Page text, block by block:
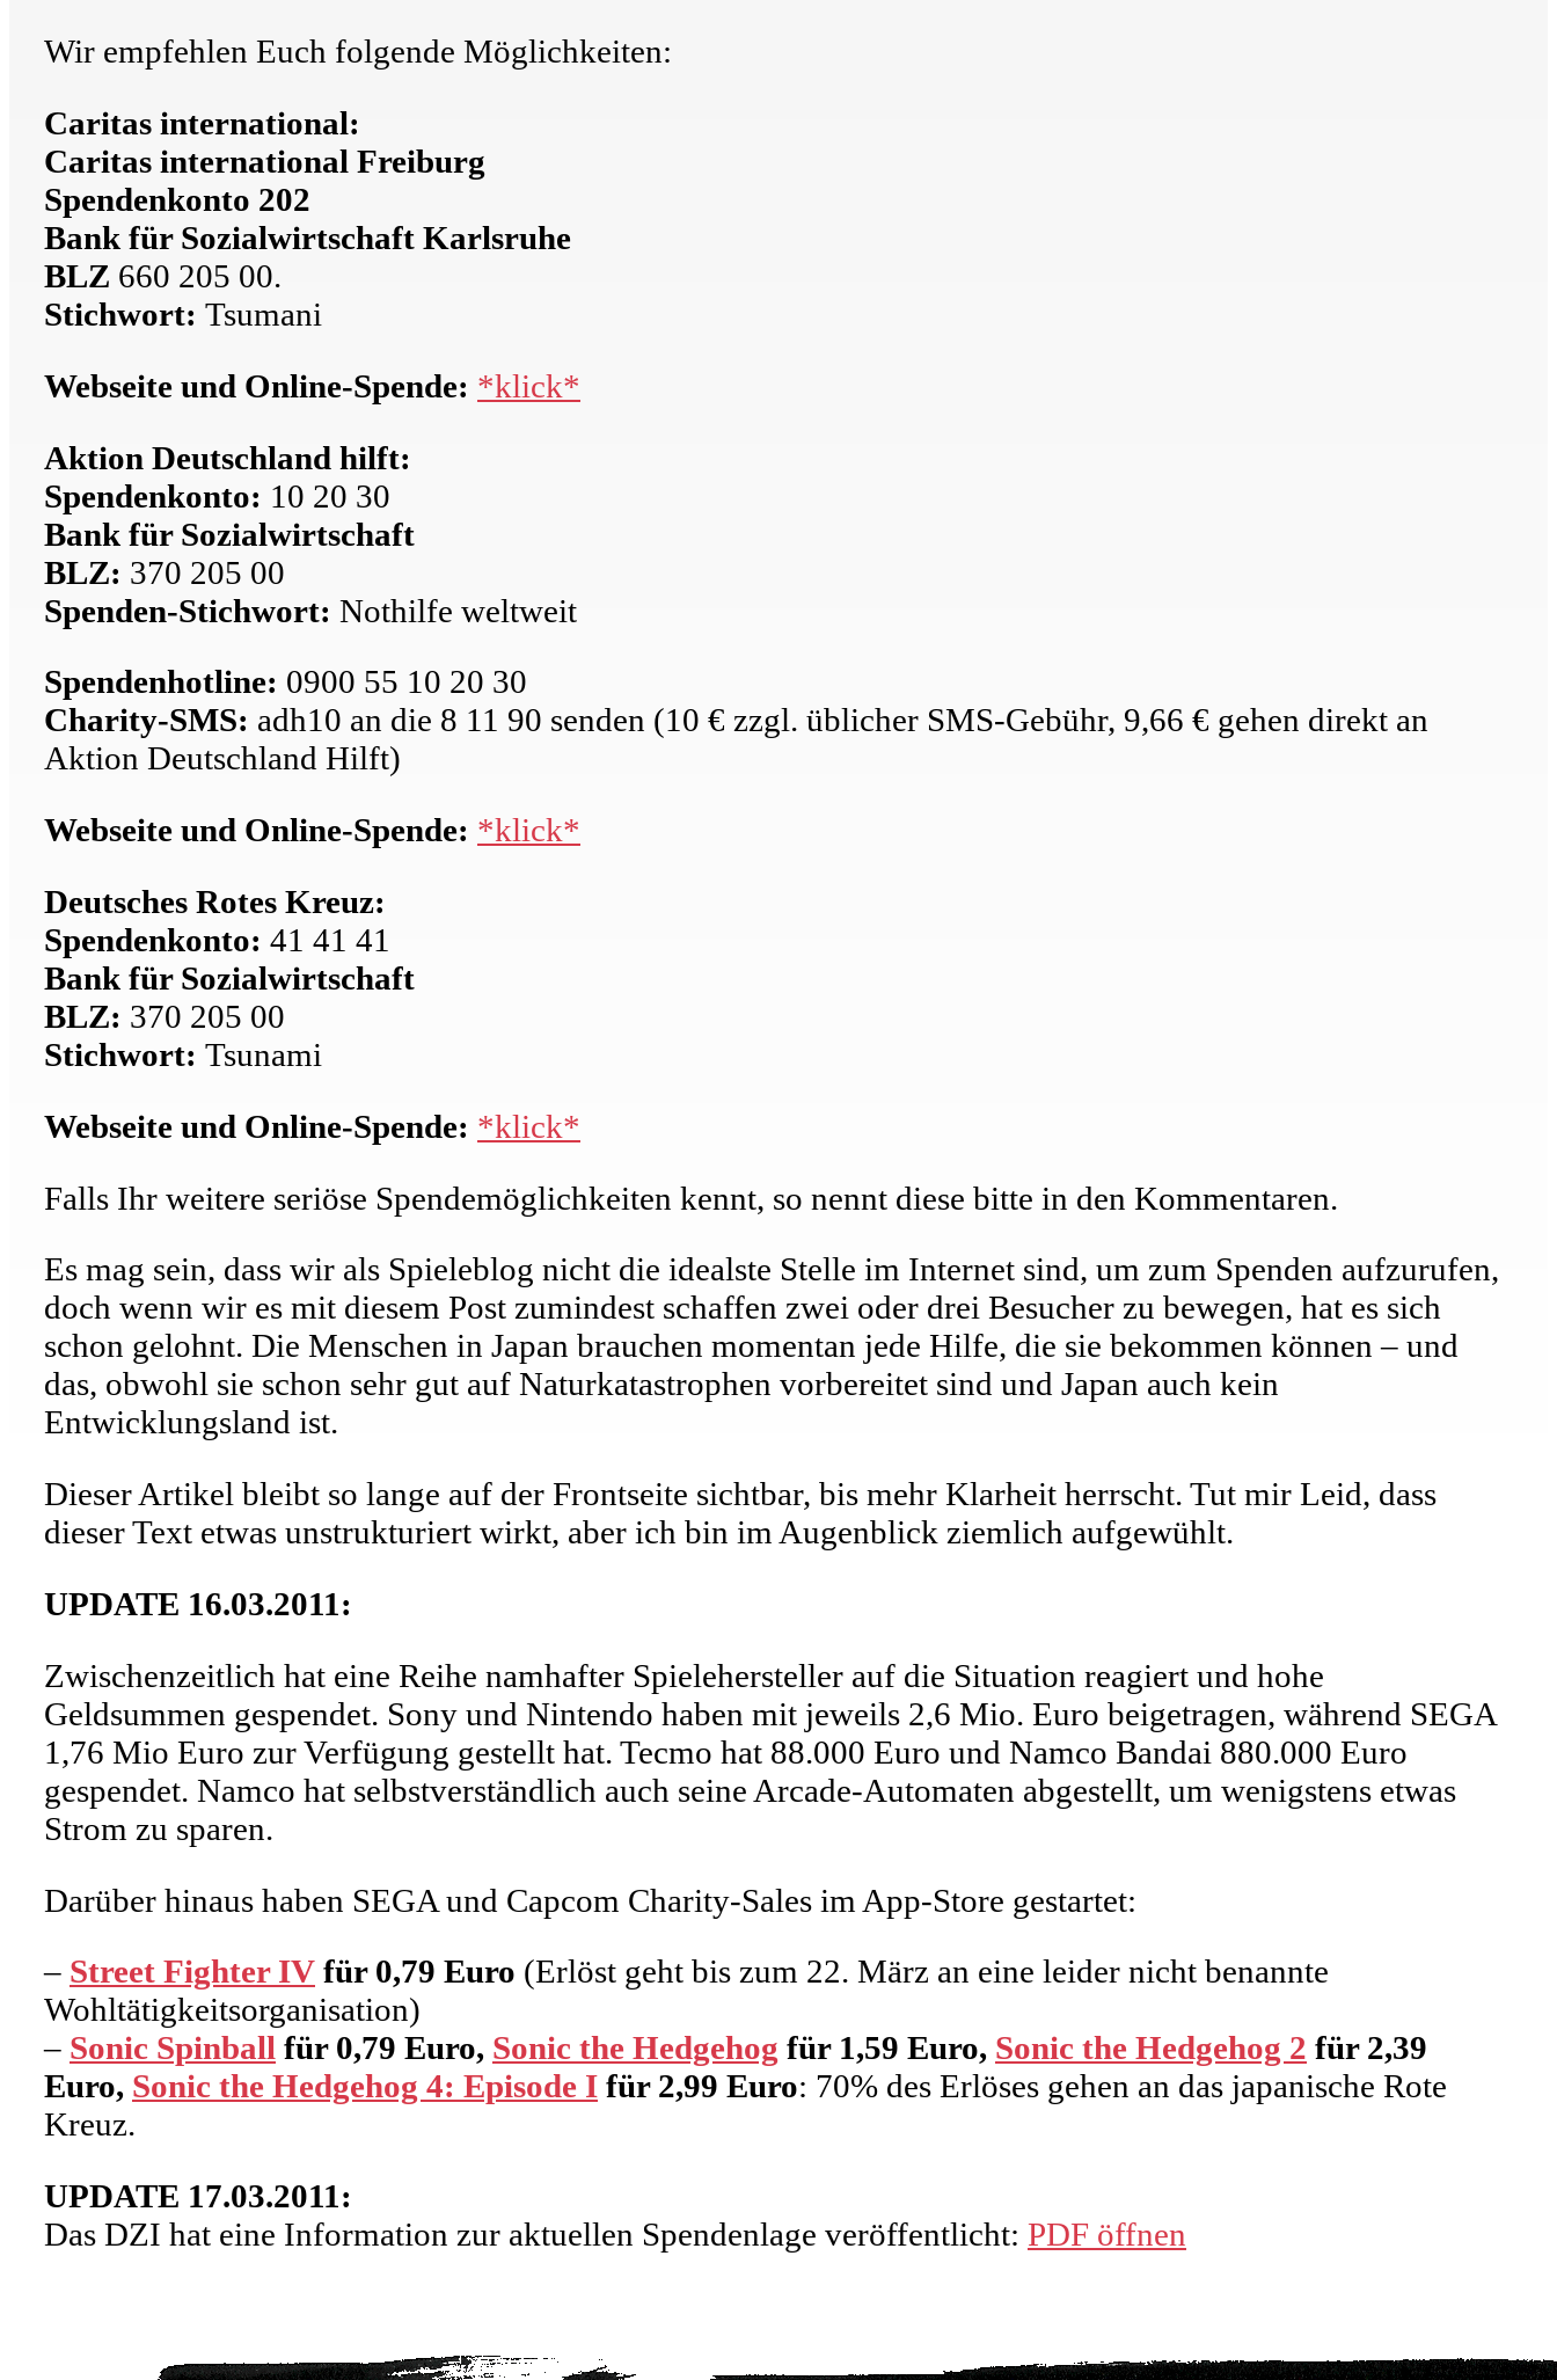
Wir empfehlen Euch folgende Möglichkeiten:
Caritas international:
Caritas international Freiburg
Spendenkonto 202
Bank für Sozialwirtschaft Karlsruhe
BLZ 660 205 00.
Stichwort: Tsumani
Webseite und Online-Spende: *klick*
Aktion Deutschland hilft:
Spendenkonto: 10 20 30
Bank für Sozialwirtschaft
BLZ: 370 205 00
Spenden-Stichwort: Nothilfe weltweit
Spendenhotline: 0900 55 10 20 30
Charity-SMS: adh10 an die 8 11 90 senden (10 € zzgl. üblicher SMS-Gebühr, 9,66 € gehen direkt an
Aktion Deutschland Hilft)
Webseite und Online-Spende: *klick*
Deutsches Rotes Kreuz:
Spendenkonto: 41 41 41
Bank für Sozialwirtschaft
BLZ: 370 205 00
Stichwort: Tsunami
Webseite und Online-Spende: *klick*
Falls Ihr weitere seriöse Spendemöglichkeiten kennt, so nennt diese bitte in den Kommentaren.
Es mag sein, dass wir als Spieleblog nicht die idealste Stelle im Internet sind, um zum Spenden aufzurufen,
doch wenn wir es mit diesem Post zumindest schaffen zwei oder drei Besucher zu bewegen, hat es sich
schon gelohnt. Die Menschen in Japan brauchen momentan jede Hilfe, die sie bekommen können – und
das, obwohl sie schon sehr gut auf Naturkatastrophen vorbereitet sind und Japan auch kein
Entwicklungsland ist.
Dieser Artikel bleibt so lange auf der Frontseite sichtbar, bis mehr Klarheit herrscht. Tut mir Leid, dass
dieser Text etwas unstrukturiert wirkt, aber ich bin im Augenblick ziemlich aufgewühlt.
UPDATE 16.03.2011:
Zwischenzeitlich hat eine Reihe namhafter Spielehersteller auf die Situation reagiert und hohe
Geldsummen gespendet. Sony und Nintendo haben mit jeweils 2,6 Mio. Euro beigetragen, während SEGA
1,76 Mio Euro zur Verfügung gestellt hat. Tecmo hat 88.000 Euro und Namco Bandai 880.000 Euro
gespendet. Namco hat selbstverständlich auch seine Arcade-Automaten abgestellt, um wenigstens etwas
Strom zu sparen.
Darüber hinaus haben SEGA und Capcom Charity-Sales im App-Store gestartet:
– Street Fighter IV für 0,79 Euro (Erlöst geht bis zum 22. März an eine leider nicht benannte
Wohltätigkeitsorganisation)
– Sonic Spinball für 0,79 Euro, Sonic the Hedgehog für 1,59 Euro, Sonic the Hedgehog 2 für 2,39
Euro, Sonic the Hedgehog 4: Episode I für 2,99 Euro: 70% des Erlöses gehen an das japanische Rote
Kreuz.
UPDATE 17.03.2011:
Das DZI hat eine Information zur aktuellen Spendenlage veröffentlicht: PDF öffnen